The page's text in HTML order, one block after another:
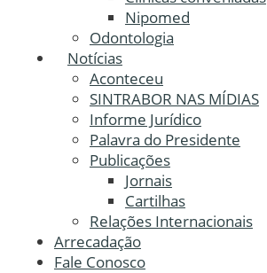
Nipomed
Odontologia
Notícias
Aconteceu
SINTRABOR NAS MÍDIAS
Informe Jurídico
Palavra do Presidente
Publicações
Jornais
Cartilhas
Relações Internacionais
Arrecadação
Fale Conosco